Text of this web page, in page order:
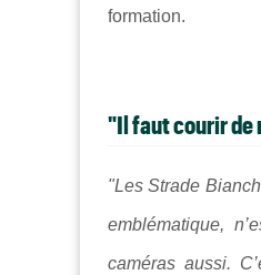
formation.
"Il faut courir de
"Les Strade
emblématique,
caméras aussi.